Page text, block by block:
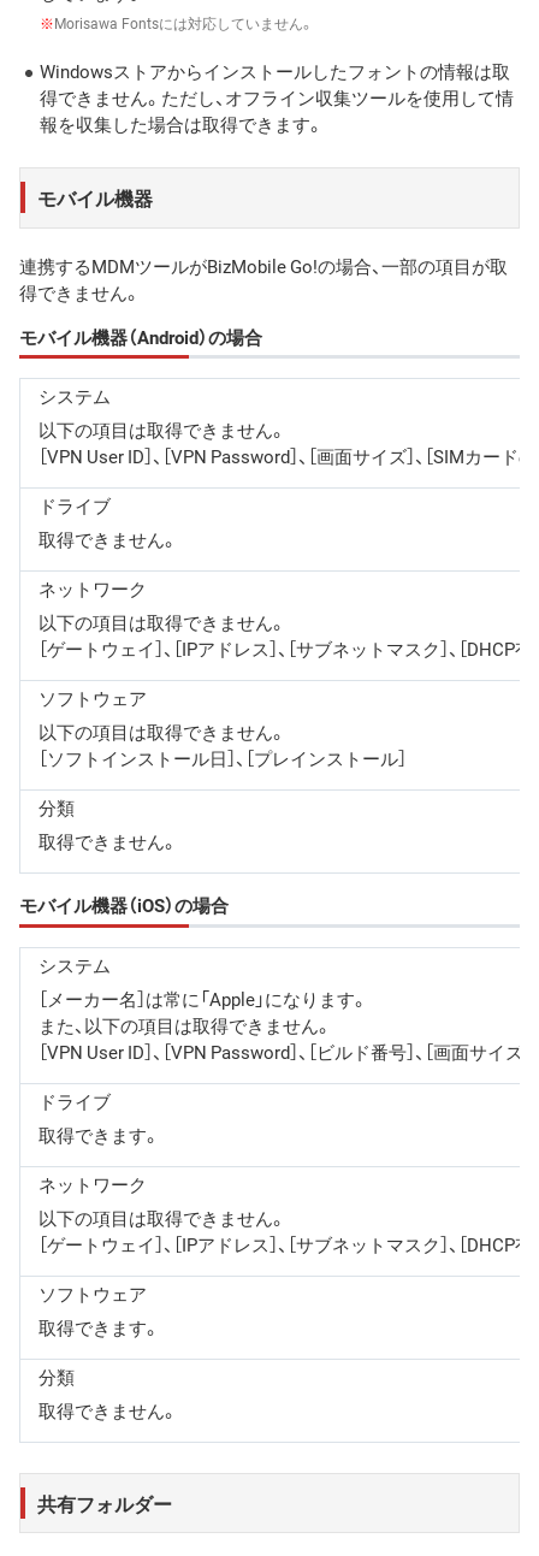
※Morisawa Fontsには対応していません。
Windowsストアからインストールしたフォントの情報は取
得できません。ただし、オフライン収集ツールを使用して情
報を収集した場合は取得できます。
モバイル機器
連携するMDMツールがBizMobile Go!の場合、一部の項目が取
得できません。
モバイル機器（Android）の場合
システム
以下の項目は取得できません。
［VPN User ID］、［VPN Password］、［画面サイズ］、［SIMカー
ドライブ
取得できません。
ネットワーク
以下の項目は取得できません。
［ゲートウェイ］、［IPアドレス］、［サブネットマスク］、［DHCP有
ソフトウェア
以下の項目は取得できません。
［ソフトインストール日］、［プレインストール］
分類
取得できません。
モバイル機器（iOS）の場合
システム
［メーカー名］は常に「Apple」になります。
また、以下の項目は取得できません。
［VPN User ID］、［VPN Password］、［ビルド番号］、［画面サイ
ドライブ
取得できます。
ネットワーク
以下の項目は取得できません。
［ゲートウェイ］、［IPアドレス］、［サブネットマスク］、［DHCP
ソフトウェア
取得できます。
分類
取得できません。
共有フォルダー